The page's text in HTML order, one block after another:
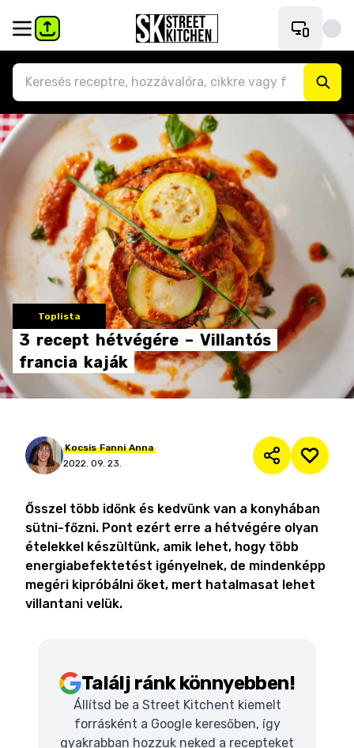
Toplista
3 recept hétvégére – Villantós
francia kaják
Kocsis Fanni Anna
2022. 09. 23.
Ősszel több időnk és kedvünk van a konyhában
sütni-főzni. Pont ezért erre a hétvégére olyan
ételekkel készültünk, amik lehet, hogy több
energiabefektetést igényelnek, de mindenképp
megéri kipróbálni őket, mert hatalmasat lehet
villantani velük.
Találj ránk könnyebben!
Állítsd be a Street Kitchent kiemelt
forrásként a Google keresőben, így
gyakrabban hozzuk neked a recepteket